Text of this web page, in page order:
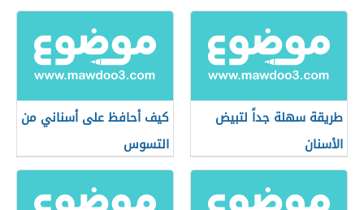
طريقة سهلة جداً لتبيض
الأسنان
كيف أحافظ على أسناني من
التسوس